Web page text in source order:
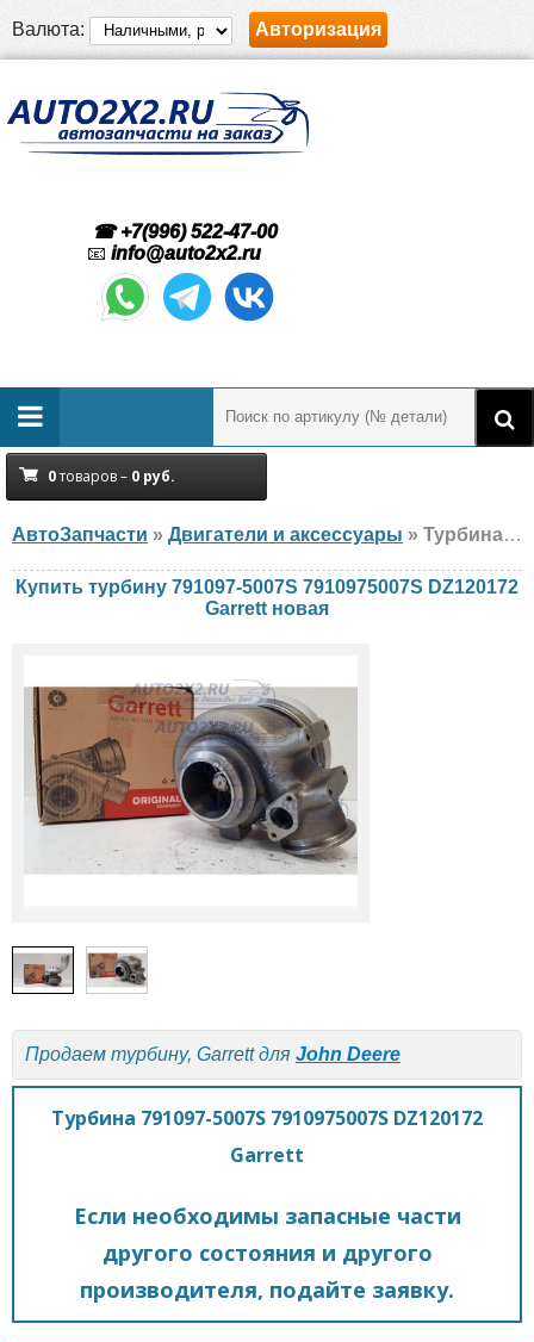
Валюта: Авторизация
☎ +7(996) 522-47-00
📧 info@auto2x2.ru
0товаров – 0 руб.
АвтоЗапчасти » Двигатели и аксессуары » Турбина Garrett 791097-5007S 7910975007S DZ120172 John Deere, новая
Купить турбину 791097-5007S 7910975007S DZ120172
Garrett новая
Продаем турбину, Garrett для John Deere
Турбина 791097-5007S 7910975007S DZ120172
Garrett
Если необходимы запасные части
другого состояния и другого
производителя, подайте заявку.